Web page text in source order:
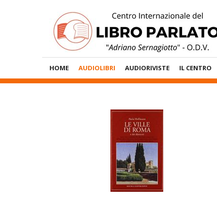
Menù
Principale
HOME AUDIOLIBRI AUDIORIVISTE IL CENTRO